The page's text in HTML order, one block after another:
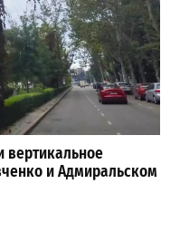
вертикальное
и Адмиральском